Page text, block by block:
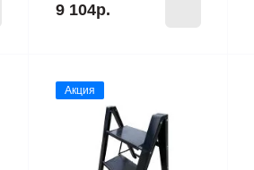
9 104р.
Акция